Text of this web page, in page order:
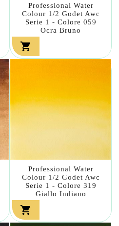
Professional Water
Colour 1/2 Godet Awc
Serie 1 - Colore 059
Ocra Bruno

Professional Water
Colour 1/2 Godet Awc
Serie 1 - Colore 319
Giallo Indiano
